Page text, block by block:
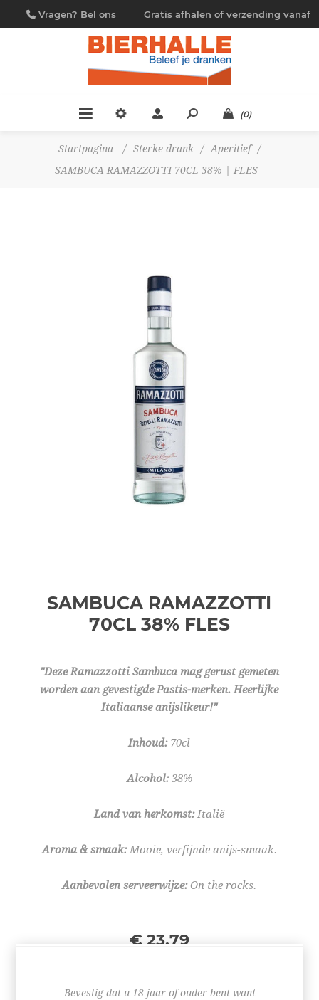
Vragen? Bel ons
09/230.88.44
Gratis afhalen of verzending vanaf
€ 4,95
(0)
Startpagina / Sterke drank / Aperitief
/
SAMBUCA RAMAZZOTTI 70CL 38% | FLES
SAMBUCA RAMAZZOTTI
70CL 38% FLES
"Deze Ramazzotti Sambuca mag gerust gemeten
worden aan gevestigde Pastis-merken. Heerlijke
Italiaanse anijslikeur!"
Inhoud: 70cl
Alcohol:38%
Land van herkomst:Italië
Aroma & smaak:Mooie, verfijnde anijs-smaak.
Aanbevolen serveerwijze: On the rocks.
€ 23,79
Bevestig dat u 18 jaar of ouder bent want